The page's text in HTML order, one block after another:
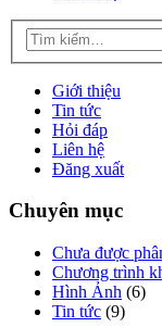
Giới thiệu
Tin tức
Hỏi đáp
Liên hệ
Đăng xuất
Chuyên mục
Chưa được
Chương trình
Hình Ảnh (6)
Tin tức (9)